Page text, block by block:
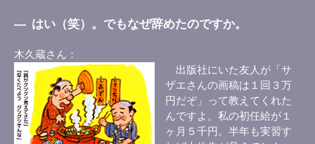
― はい（笑）。でもなぜ辞めたのですか。
木久蔵さん
出版社にいた友人が「サ
ザエさんの画稿は１回３万
円だぞ」って教えてくれた
んですよ。私の初任給が１
ヶ月５千円。半年も実習す